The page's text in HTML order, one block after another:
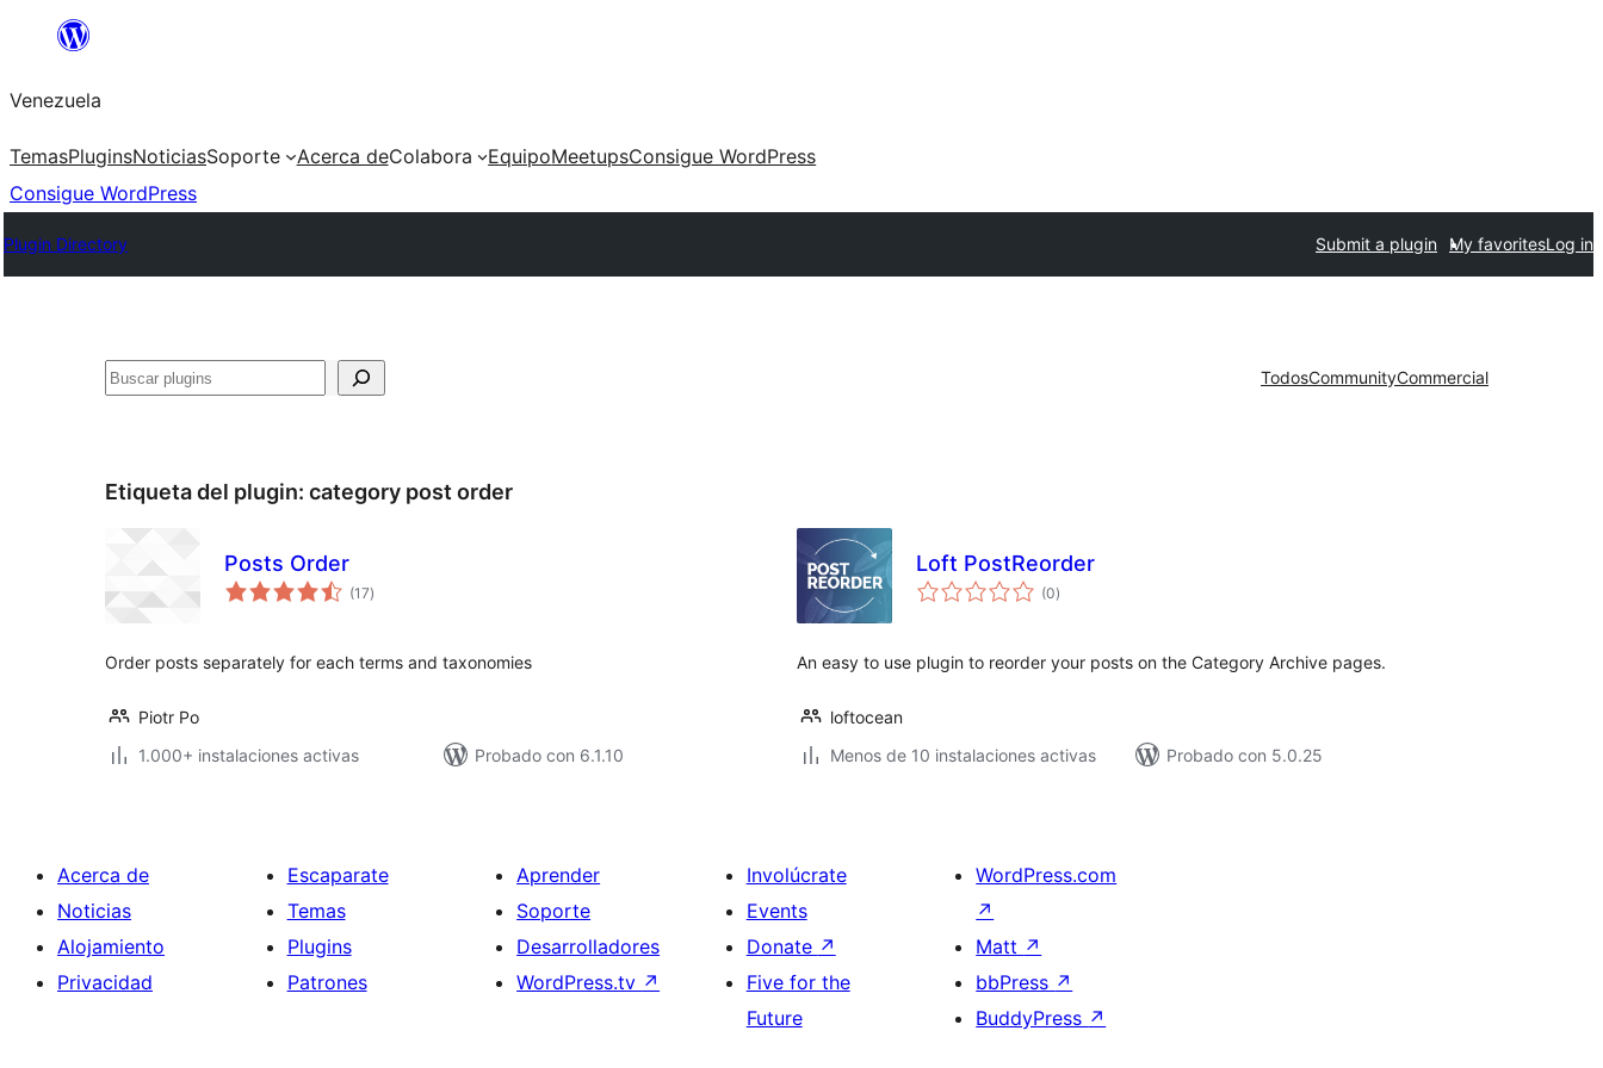
Saltar
contenido
Venezuela
TemasPluginsNoticiasSoporte Acerca deColabora EquipoMeetupsConsigue WordPress
Consigue WordPress
Plugin Directory Submit a plugin My favoritesLog in
Buscar TodosCommunityCommercial
Etiqueta del plugin: category post order
Posts Order
(17total
de
)
Order posts separately for each terms and taxonomies
Piotr Po
1.000+ instalaciones activas
Probado con 6.1.10
Loft PostReorder
(0total
de
)
An easy to use plugin to reorder your posts on the Category Archive pages.
loftocean
Menos de 10 instalaciones activas
Probado con 5.0.25
Acerca de
Noticias
Alojamiento
Privacidad
Escaparate
Temas
Plugins
Patrones
Aprender
Soporte
Desarrolladores
WordPress.tv ↗
Involúcrate
Events
Donate ↗
Five for the
Future
WordPress.com
↗
Matt ↗
bbPress ↗
BuddyPress ↗